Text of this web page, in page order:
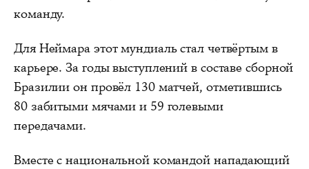
команду.
Для Неймара этот мундиаль стал четвёртым в
карьере. За годы выступлений в составе сборной
Бразилии он провёл 130 матчей, отметившись
80 забитыми мячами и 59 голевыми
передачами.
Вместе с национальной командой нападающий